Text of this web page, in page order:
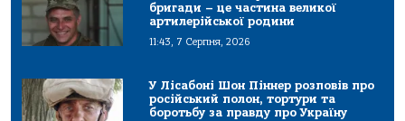
бригади – це частина великої
артилерійської родини
11:43, 7 Серпня, 2026
У Лісабоні Шон Піннер розповів про
російський полон, тортури та
боротьбу за правду про Україну